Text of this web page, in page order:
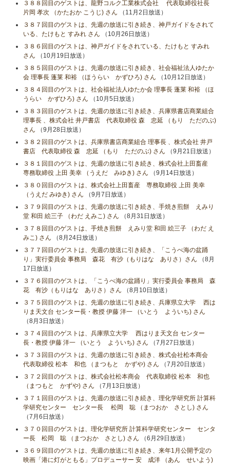
３８８回目のゲストは、龍野コルク工業株式会社 代表取締役社長
片岡 孝次 （かたおか こうじ) さん （11月2日放送）
３８７回目のゲストは、先週の放送に引き続き、神戸ガイドをされて
いる、たけもと すみれ さん （10月26日放送）
３８６回目のゲストは、神戸ガイドをされている、たけもと すみれ
さん （10月19日放送）
３８５回目のゲストは、先週の放送に引き続き、社会福祉法人ゆたか
会 理事長 蓬莱 和裕 （ほうらい かずひろ) さん （10月12日放送）
３８４回目のゲストは、社会福祉法人ゆたか会 理事長 蓬莱 和裕 （ほ
うらい かずひろ) さん （10月5日放送）
３８３回目のゲストは、先週の放送に引き続き、兵庫県書店商業組合
理事長 、株式会社 井戸書店 代表取締役 森 忠延 （もり ただのぶ)
さん （9月28日放送）
３８２回目のゲストは、兵庫県書店商業組合 理事長 、株式会社 井戸
書店 代表取締役 森 忠延 （もり ただのぶ) さん （9月21日放送）
３８１回目のゲストは、先週の放送に引き続き、株式会社上田畜産
専務取締役 上田 美幸 （うえだ みゆき) さん （9月14日放送）
３８０回目のゲストは、株式会社上田畜産 専務取締役 上田 美幸
（うえだ みゆき) さん （9月7日放送）
３７９回目のゲストは、先週の放送に引き続き、手焼き煎餅 えみり
堂 和田 絵三子 （わだ えみこ) さん （8月31日放送）
３７８回目のゲストは、手焼き煎餅 えみり堂 和田 絵三子 （わだ え
みこ) さん （8月24日放送）
３７７回目のゲストは、先週の放送に引き続き、「こうべ海の盆踊
り」実行委員会 事務局 森花 有沙（もりはな ありさ）さん （8月
17日放送）
３７６回目のゲストは、「こうべ海の盆踊り」実行委員会 事務局 森
花 有沙（もりはな ありさ）さん （8月10日放送）
３７５回目のゲストは、先週の放送に引き続き、兵庫県立大学 西は
りま天文台 センター長・教授 伊藤 洋一 （いとう よういち) さん
（8月3日放送）
３７４回目のゲストは、兵庫県立大学 西はりま天文台 センター
長・教授 伊藤 洋一 （いとう よういち) さん （7月27日放送）
３７３回目のゲストは、先週の放送に引き続き、株式会社松本商会
代表取締役 松本 和也 （まつもと かずや) さん （7月20日放送）
３７２回目のゲストは、株式会社松本商会 代表取締役 松本 和也
（まつもと かずや) さん （7月13日放送）
３７１回目のゲストは、先週の放送に引き続き、理化学研究所 計算科
学研究センター センター長 松岡 聡 （まつおか さとし) さん
（7月6日放送）
３７０回目のゲストは、理化学研究所 計算科学研究センター センタ
ー長 松岡 聡 （まつおか さとし) さん （6月29日放送）
３６９回目のゲストは、先週の放送に引き続き、来年1月公開予定の
映画「港に灯がともる」プロデューサー 安 成洋 （あん せいよう)